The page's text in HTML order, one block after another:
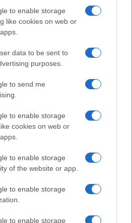
to enable storage
like cookies on web or
data to be sent to
purposes.
to send me
to enable storage
cookies on web or
to enable storage
of the website or app.
to enable storage
to enable storage
poškodoval
Vuzenica - Območje Sv.
Vuzenica - Območje
Ravne - Območje Prevalje
Vuzenica - Območje Orlice